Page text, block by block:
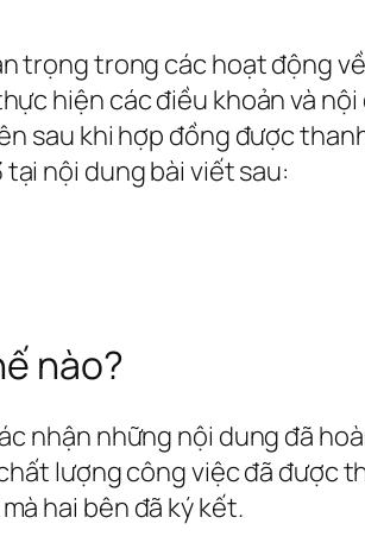
trong các hoạt động
hiện các điều khoản và
sau khi hợp đồng được
nội dung bài viết sau:
nào?
nhận những nội dung đã
lượng công việc đã được
hai bên đã ký kết.